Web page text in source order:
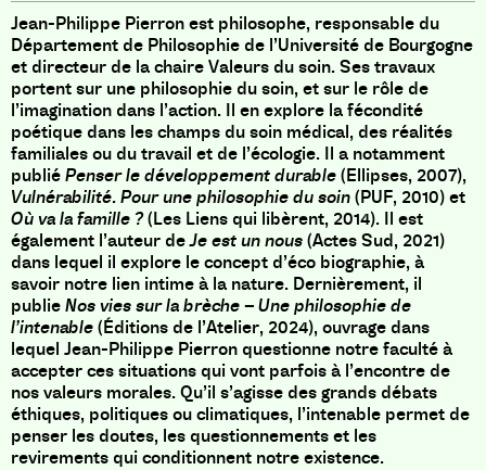
Jean-Philippe Pierron est philosophe, responsable du
Département de Philosophie de l’Université de Bourgogne
et directeur de la chaire Valeurs du soin. Ses travaux
portent sur une philosophie du soin, et sur le rôle de
l’imagination dans l’action. Il en explore la fécondité
poétique dans les champs du soin médical, des réalités
familiales ou du travail et de l’écologie. Il a notamment
publiéPenser le développement durable(Ellipses, 2007),
Vulnérabilité. Pour une philosophie du soin(PUF, 2010) et
Où va la famille ?(Les Liens qui libèrent, 2014). Il est
également l’auteur deJe est un nous(Actes Sud, 2021)
dans lequel il explore le concept d’éco biographie, à
savoir notre lien intime à la nature. Dernièrement, il
publieNos vies sur la brèche – Une philosophie de
l’intenable(Éditions de l’Atelier, 2024), ouvrage dans
lequel Jean-Philippe Pierron questionne notre faculté à
accepter ces situations qui vont parfois à l’encontre de
nos valeurs morales. Qu’il s’agisse des grands débats
éthiques, politiques ou climatiques, l’intenable permet de
penser les doutes, les questionnements et les
revirements qui conditionnent notre existence.